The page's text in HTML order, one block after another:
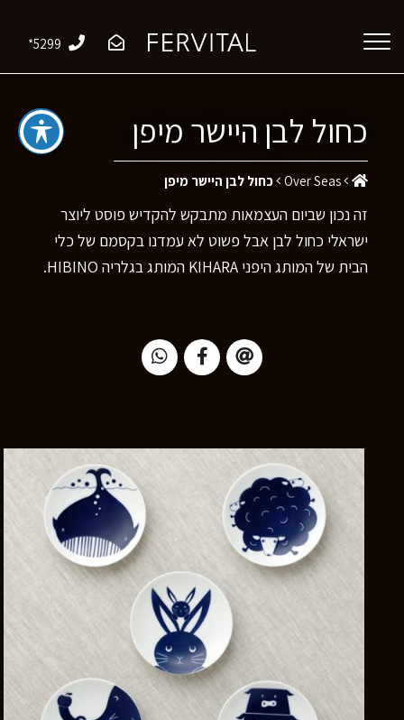
*5299
כחול לבן היישר מיפן
Over Seas כחול לבן היישר מיפן
זה נכון שביום העצמאות מתבקש להקדיש פוסט ליוצר
ישראלי כחול לבן אבל פשוט לא עמדנו בקסמם של כלי
הבית של המותג היפני KIHARA המותג בגלריה HIBINO.